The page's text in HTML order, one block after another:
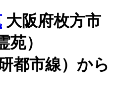
大阪府枚方市
）
都市線）から